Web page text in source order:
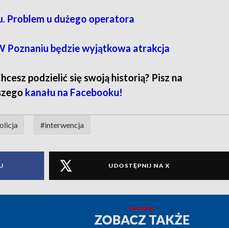
Problem u dużego operatora
Poznaniu będzie wyjątkowa atrakcja
podzielić się swoją historią? Pisz na
kanału na Facebooku!
#interwencja
UDOSTĘPNIJ NA X
ZOBACZ TAKŻE